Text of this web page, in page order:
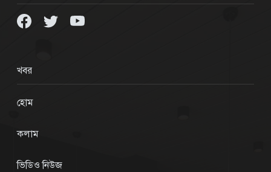
খবর
হোম
কলাম
ভিডিও নিউজ